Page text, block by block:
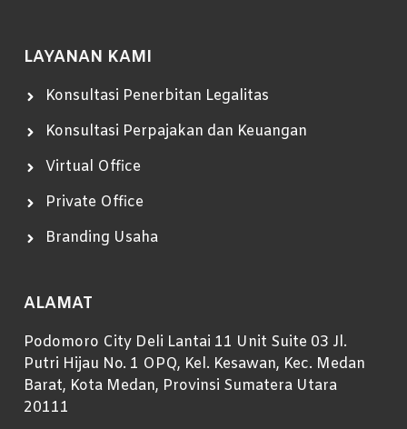
LAYANAN KAMI
Konsultasi Penerbitan Legalitas
Konsultasi Perpajakan dan Keuangan
Virtual Office
Private Office
Branding Usaha
ALAMAT
Podomoro City Deli Lantai 11 Unit Suite 03 Jl.
Putri Hijau No. 1 OPQ, Kel. Kesawan, Kec. Medan
Barat, Kota Medan, Provinsi Sumatera Utara
20111